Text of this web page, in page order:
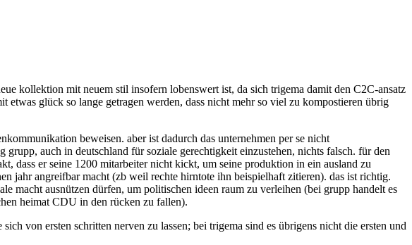
kollektion mit neuem stil insofern lobenswert ist, da sich trigema damit den C2C-ansatz
etwas glück so lange getragen werden, dass nicht mehr so viel zu kompostieren übrig
beweisen. aber ist dadurch das unternehmen per se nicht
grupp, auch in deutschland für soziale gerechtigkeit einzustehen, nichts falsch. für den
dass er seine 1200 mitarbeiter nicht kickt, um seine produktion in ein ausland zu
jahr angreifbar macht (zb weil rechte hirntote ihn beispielhaft zitieren). das ist richtig.
macht ausnützen dürfen, um politischen ideen raum zu verleihen (bei grupp handelt es
heimat CDU in den rücken zu fallen).
von ersten schritten nerven zu lassen; bei trigema sind es übrigens nicht die ersten und